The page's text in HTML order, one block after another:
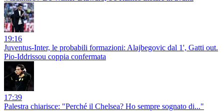
19:16
Juventus-Inter, le probabili formazioni: Alajbegovic dal 1', Gatti out.
Pio-Iddrissou coppia confermata
17:39
Palestra chiarisce: "Perché il Chelsea? Ho sempre sognato di..."